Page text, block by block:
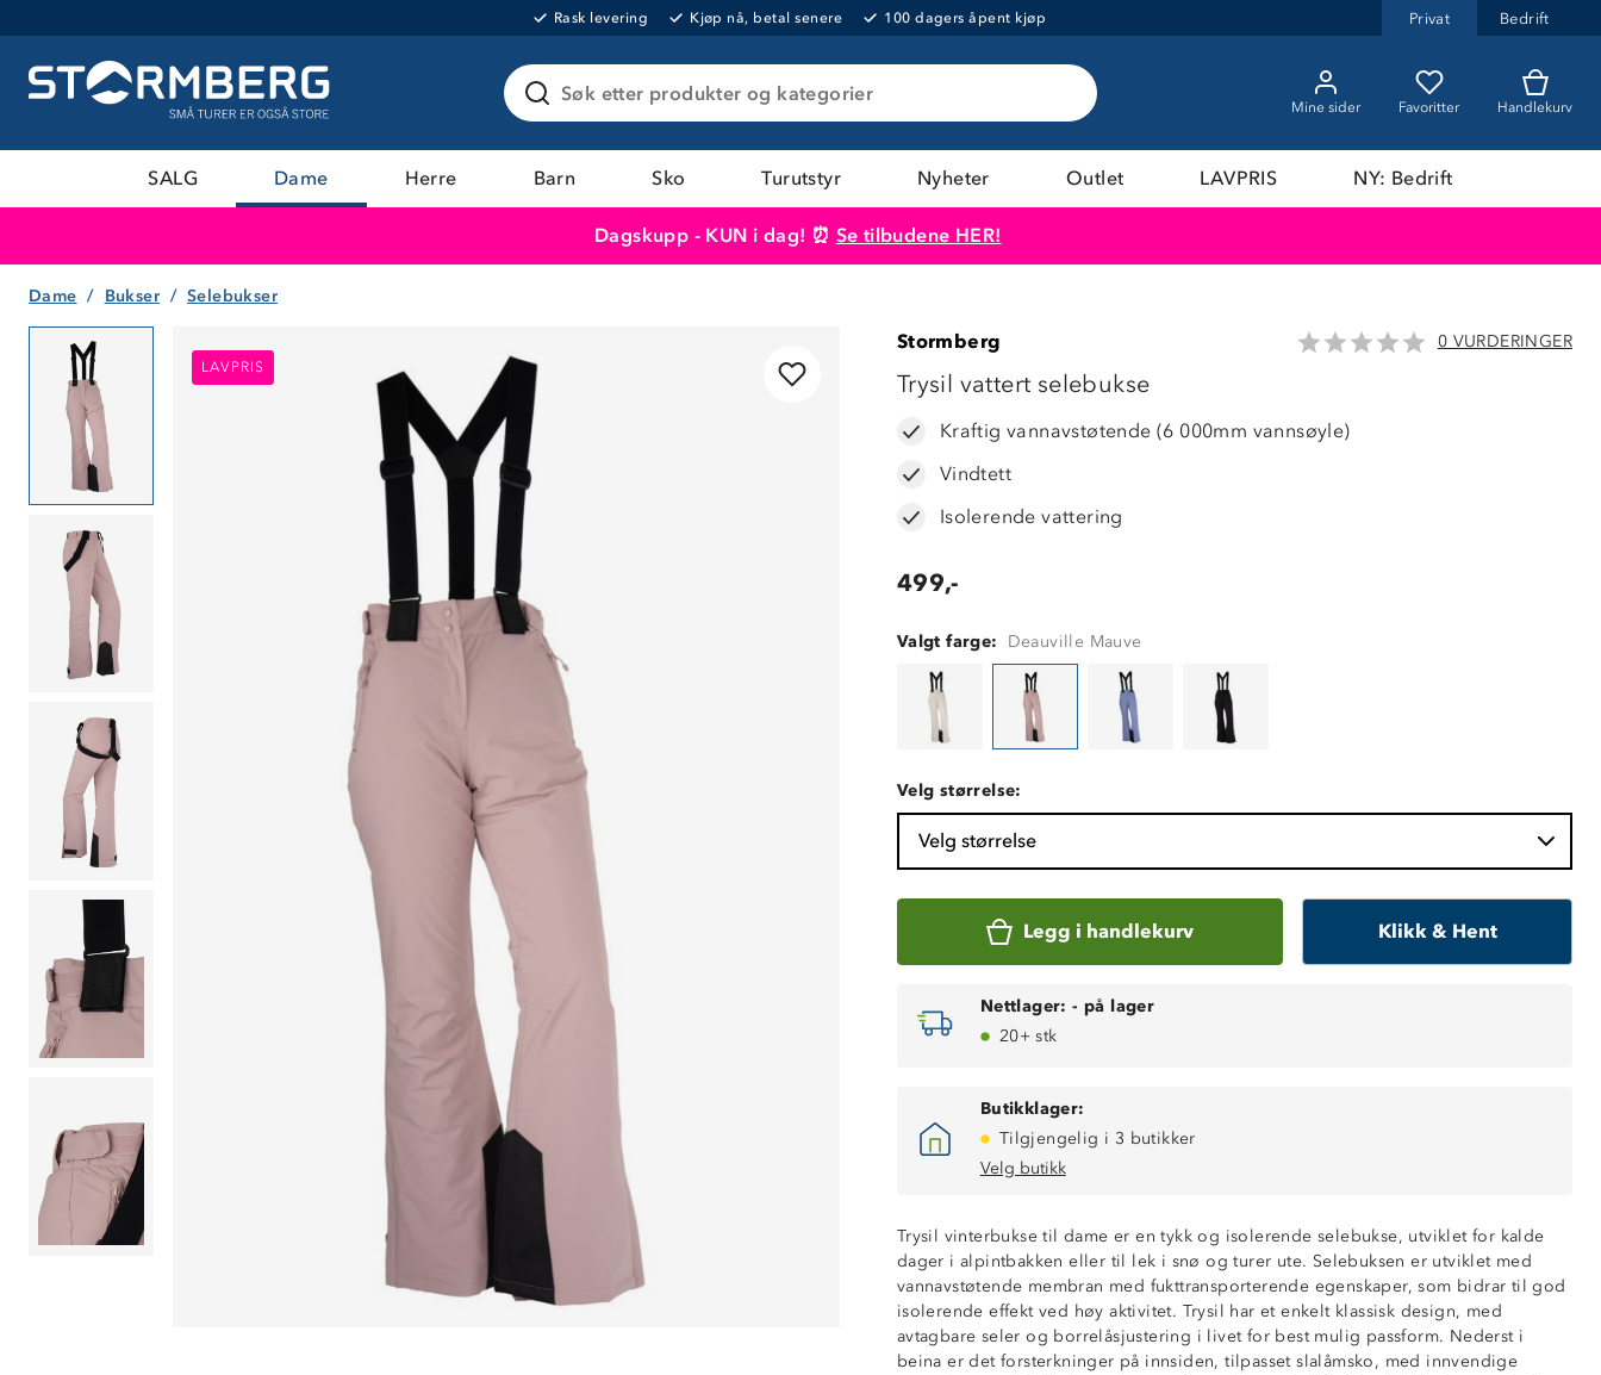
Rask levering Kjøp nå, betal senere 100 dagers åpent kjøp Privat Bedrift
Søk etter produkter og kategorier
Mine sider Favoritter Handlekurv
SALG Dame Herre Barn Sko Turutstyr Nyheter Outlet LAVPRIS NY: Bedrift
Dagskupp - KUN i dag! ⏰ Se tilbudene HER!
Dame Bukser Selebukser
LAVPRIS
LAVPRIS
Stormberg 0 VURDERINGER
Trysil vattert selebukse
Kraftig vannavstøtende (6 000mm vannsøyle)
Vindtett
Isolerende vattering
499,-
Valgt farge: Deauville Mauve
Velg størrelse:
Velg størrelse
Legg i handlekurv Klikk & Hent
Nettlager: - på lager
20+ stk
Butikklager:
Tilgjengelig i 3 butikker
Velg butikk
Trysil vinterbukse til dame er en tykk og isolerende selebukse, utviklet for kalde
dager i alpintbakken eller til lek i snø og turer ute. Selebuksen er utviklet med
vannavstøtende membran med fukttransporterende egenskaper, som bidrar til god
isolerende effekt ved høy aktivitet. Trysil har et enkelt klassisk design, med
avtagbare seler og borrelåsjustering i livet for best mulig passform. Nederst i
beina er det forsterkninger på innsiden, tilpasset slalåmsko, med innvendige
Vindtett
Isolerende vattering
Glatt innside
White-membran
To sidelommer med glidelås
Avtagbare, regulerbar seler